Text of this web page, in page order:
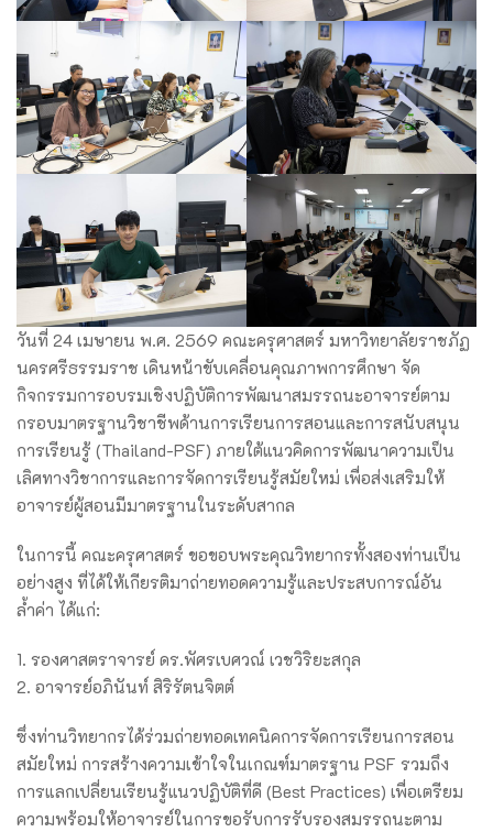
วันที่ 24 เมษายน พ.ศ. 2569 คณะครุศาสตร์ มหาวิทยาลัยราชภัฏ
นครศรีธรรมราช เดินหน้าขับเคลื่อนคุณภาพการศึกษา จัด
กิจกรรมการอบรมเชิงปฏิบัติการพัฒนาสมรรถนะอาจารย์ตาม
กรอบมาตรฐานวิชาชีพด้านการเรียนการสอนและการสนับสนุน
การเรียนรู้ (Thailand-PSF) ภายใต้แนวคิดการพัฒนาความเป็น
เลิศทางวิชาการและการจัดการเรียนรู้สมัยใหม่ เพื่อส่งเสริมให้
อาจารย์ผู้สอนมีมาตรฐานในระดับสากล
ในการนี้ คณะครุศาสตร์ ขอขอบพระคุณวิทยากรทั้งสองท่านเป็น
อย่างสูง ที่ได้ให้เกียรติมาถ่ายทอดความรู้และประสบการณ์อัน
ล้ำค่า ได้แก่:
1. รองศาสตราจารย์ ดร.พัศรเบศวณ์ เวชวิริยะสกุล
2. อาจารย์อภินันท์ สิริรัตนจิตต์
ซึ่งท่านวิทยากรได้ร่วมถ่ายทอดเทคนิคการจัดการเรียนการสอน
สมัยใหม่ การสร้างความเข้าใจในเกณฑ์มาตรฐาน PSF รวมถึง
การแลกเปลี่ยนเรียนรู้แนวปฏิบัติที่ดี (Best Practices) เพื่อเตรียม
ความพร้อมให้อาจารย์ในการขอรับการรับรองสมรรถนะตาม